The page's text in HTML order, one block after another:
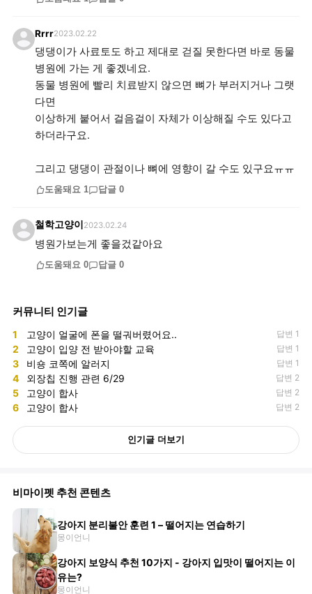
Rrrr2023.02.22
댕댕이가 사료토도 하고 제대로 걷질 못한다면 바로 동물
병원에 가는 게 좋겠네요.
동물 병원에 빨리 치료받지 않으면 뼈가 부러지거나 그랫
다면
이상하게 붙어서 걸음걸이 자체가 이상해질 수도 있다고
하더라구요.
그리고 댕댕이 관절이나 뼈에 영향이 갈 수도 있구요ㅠㅠ
도움돼요 1 답글 0
철학고양이 2023.02.24
병원가보는게 좋을겄같아요
도움돼요 0 답글 0
커뮤니티 인기글
1 고양이 얼굴에 폰을 떨궈버렸어요.. 답변 1
2 고양이 입양 전 받아야할 교육 답변 1
3 비숑 코쪽에 알러지 답변 1
4 외장칩 진행 관련 6/29 답변 2
5 고양이 합사 답변 2
6 고양이 합사 답변 2
인기글 더보기
비마이펫 추천 콘텐츠
강아지 분리불안 훈련 1 – 떨어지는 연습하기
몽이언니
강아지 보양식 추천 10가지 - 강아지 입맛이 떨어지는 이
유는?
몽이언니